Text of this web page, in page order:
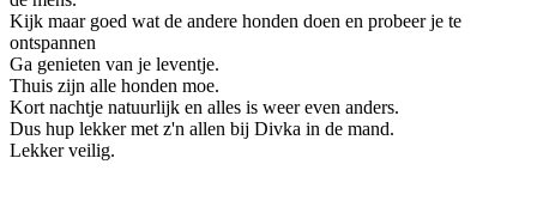
Kijk maar goed wat de andere honden doen en probeer je te
ontspannen
Ga genieten van je leventje.
Thuis zijn alle honden moe.
Kort nachtje natuurlijk en alles is weer even anders.
Dus hup lekker met z'n allen bij Divka in de mand.
Lekker veilig.